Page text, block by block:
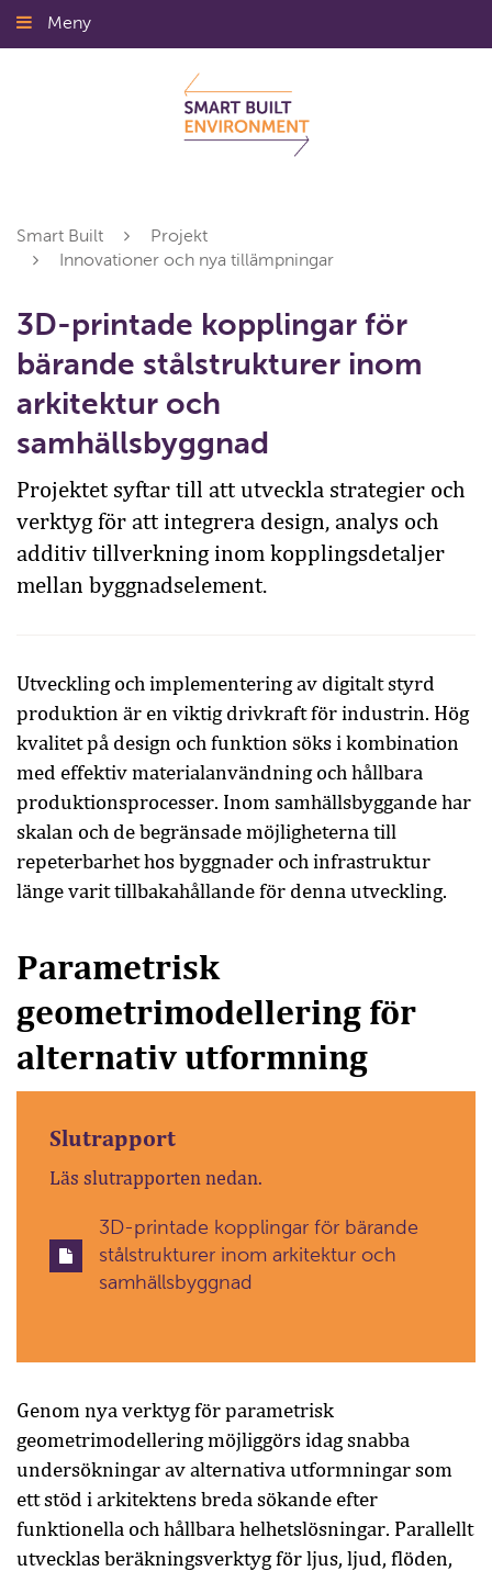
Gå
till
Meny
Smart Built
Projekt
Innovationer och nya tillämpningar
3D-printade kopplingar för
bärande stålstrukturer inom
arkitektur och
samhällsbyggnad
Projektet syftar till att utveckla strategier och
verktyg för att integrera design, analys och
additiv tillverkning inom kopplingsdetaljer
mellan byggnadselement.
Utveckling och implementering av digitalt styrd
produktion är en viktig drivkraft för industrin. Hög
kvalitet på design och funktion söks i kombination
med effektiv materialanvändning och hållbara
produktionsprocesser. Inom samhällsbyggande har
skalan och de begränsade möjligheterna till
repeterbarhet hos byggnader och infrastruktur
länge varit tillbakahållande för denna utveckling.
Parametrisk
geometrimodellering för
alternativ utformning
Slutrapport
Läs slutrapporten nedan.
3D-printade kopplingar för bärande
stålstrukturer inom arkitektur och
samhällsbyggnad
Genom nya verktyg för parametrisk
geometrimodellering möjliggörs idag snabba
undersökningar av alternativa utformningar som
ett stöd i arkitektens breda sökande efter
funktionella och hållbara helhetslösningar. Parallellt
utvecklas beräkningsverktyg för ljus, ljud, flöden,